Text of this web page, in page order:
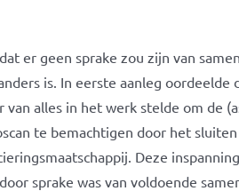
er geen sprake zou zijn van
is. In eerste aanleg oordeelde
alles in het werk stelde om de
te bemachtigen door het
Deze
sprake was van voldoende